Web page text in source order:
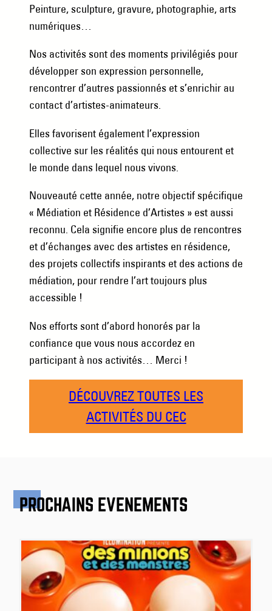
Peinture, sculpture, gravure, photographie, arts
numériques…
Nos activités sont des moments privilégiés pour
développer son expression personnelle,
rencontrer d’autres passionnés et s’enrichir au
contact d’artistes-animateurs.
Elles favorisent également l’expression
collective sur les réalités qui nous entourent et
le monde dans lequel nous vivons.
Nouveauté cette année, notre objectif spécifique
​​« Médiation et Résidence d’Artistes » est aussi
reconnu. Cela signifie encore plus de rencontres
et d’échanges avec des artistes en résidence,
des projets collectifs inspirants et des actions de
médiation, pour rendre l’art toujours plus
accessible !
Nos efforts sont d’abord honorés par la
confiance que vous nous accordez en
participant à nos activités… Merci !
DÉCOUVREZ TOUTES LES
ACTIVITÉS DU CEC
PROCHAINS ÉVÉNEMENTS